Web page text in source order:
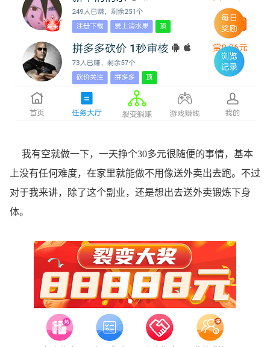
我有空就做一下，一天挣个30多元很随便的事情，基本
上没有任何难度，在家里就能做不用像送外卖出去跑。不过
对于我来讲，除了这个副业，还是想出去送外卖锻炼下身
体。